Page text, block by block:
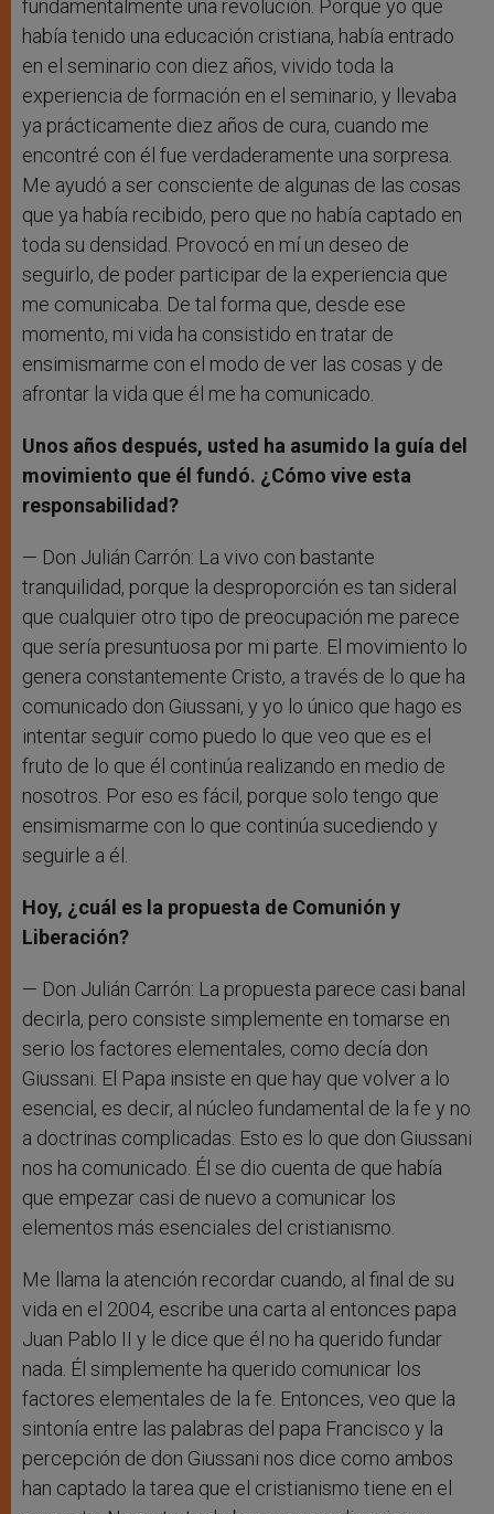
fundamentalmente una revolución. Porque yo que
había tenido una educación cristiana, había entrado
en el seminario con diez años, vivido toda la
experiencia de formación en el seminario, y llevaba
ya prácticamente diez años de cura, cuando me
encontré con él fue verdaderamente una sorpresa.
Me ayudó a ser consciente de algunas de las cosas
que ya había recibido, pero que no había captado en
toda su densidad. Provocó en mí un deseo de
seguirlo, de poder participar de la experiencia que
me comunicaba. De tal forma que, desde ese
momento, mi vida ha consistido en tratar de
ensimismarme con el modo de ver las cosas y de
afrontar la vida que él me ha comunicado.
Unos años después, usted ha asumido la guía del
movimiento que él fundó. ¿Cómo vive esta
responsabilidad?
— Don Julián Carrón: La vivo con bastante
tranquilidad, porque la desproporción es tan sideral
que cualquier otro tipo de preocupación me parece
que sería presuntuosa por mi parte. El movimiento lo
genera constantemente Cristo, a través de lo que ha
comunicado don Giussani, y yo lo único que hago es
intentar seguir como puedo lo que veo que es el
fruto de lo que él continúa realizando en medio de
nosotros. Por eso es fácil, porque solo tengo que
ensimismarme con lo que continúa sucediendo y
seguirle a él.
Hoy, ¿cuál es la propuesta de Comunión y
Liberación?
— Don Julián Carrón: La propuesta parece casi banal
decirla, pero consiste simplemente en tomarse en
serio los factores elementales, como decía don
Giussani. El Papa insiste en que hay que volver a lo
esencial, es decir, al núcleo fundamental de la fe y no
a doctrinas complicadas. Esto es lo que don Giussani
nos ha comunicado. Él se dio cuenta de que había
que empezar casi de nuevo a comunicar los
elementos más esenciales del cristianismo.
Me llama la atención recordar cuando, al final de su
vida en el 2004, escribe una carta al entonces papa
Juan Pablo II y le dice que él no ha querido fundar
nada. Él simplemente ha querido comunicar los
factores elementales de la fe. Entonces, veo que la
sintonía entre las palabras del papa Francisco y la
percepción de don Giussani nos dice como ambos
han captado la tarea que el cristianismo tiene en el